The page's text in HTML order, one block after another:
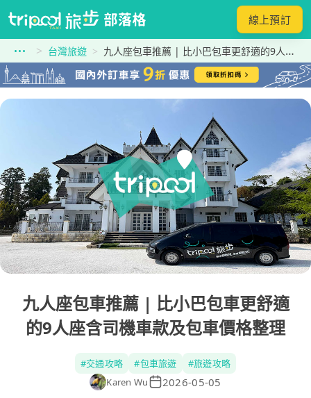
線上預訂
台灣旅遊 九人座包車推薦 | 比小巴包車更舒適的9人座含司機車款及包車價格整理
九人座包車推薦 | 比小巴包車更舒適
的9人座含司機車款及包車價格整理
#交通攻略 #包車旅遊 #旅遊攻略
Karen Wu
2026-05-05